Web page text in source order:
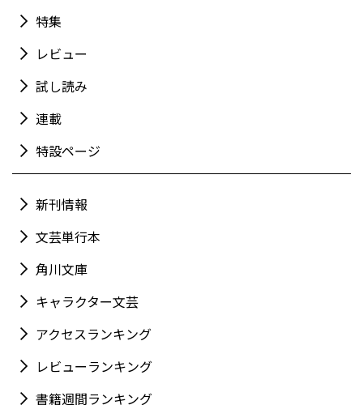
特集
レビュー
試し読み
連載
特設ページ
新刊情報
文芸単行本
角川文庫
キャラクター文芸
アクセスランキング
レビューランキング
書籍週間ランキング